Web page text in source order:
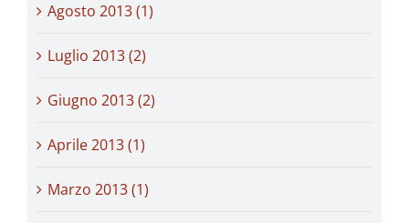
Agosto 2013 (1)
Luglio 2013 (2)
Giugno 2013 (2)
Aprile 2013 (1)
Marzo 2013 (1)